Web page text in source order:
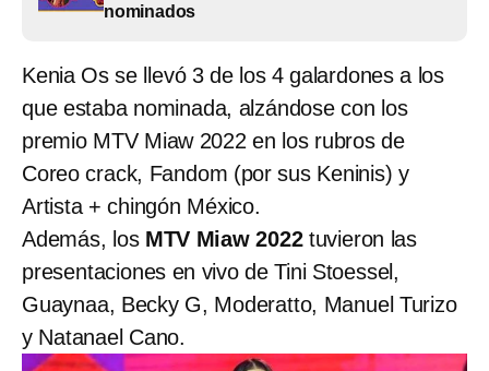
nominados
Kenia Os se llevó 3 de los 4 galardones a los
que estaba nominada, alzándose con los
premio MTV Miaw 2022 en los rubros de
Coreo crack, Fandom (por sus Keninis) y
Artista + chingón México.
Además, los MTV Miaw 2022tuvieron las
presentaciones en vivo de Tini Stoessel,
Guaynaa, Becky G, Moderatto, Manuel Turizo
y Natanael Cano.